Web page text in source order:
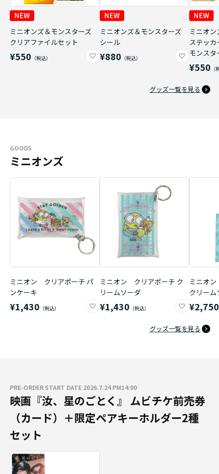
ミニオンズ＆モンスターズ
クリアファイルセット
¥550
ミニオンズ＆モンスターズ
シール
¥880
ミニオ
ステッ
モンスタ
¥550
グッズ一覧を見る
GOODS
ミニオンズ
ミニオン クリアポーチ パ
ンケーキ
¥1,430
ミニオン クリアポーチ ク
リームソーダ
¥1,430
ミニオ
クリーム
¥2,750
グッズ一覧を見る
PRE-ORDER START DATE 2026.7.24 PM14:00
映画『汝、星のごとく』 ムビチケ前売券
（カード）＋限定ペアキーホルダー2種
セット